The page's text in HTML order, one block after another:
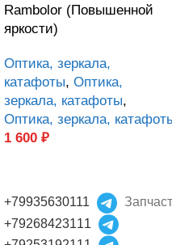
Rambolor (Повышенной
яркости)
Оптика, зеркала,
катафоты, Оптика,
зеркала, катафоты,
Оптика, зеркала,
1 600 ₽
+79935630111
+79268423111